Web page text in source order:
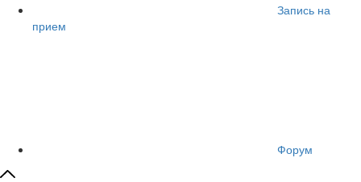
Запись на
прием
Форум